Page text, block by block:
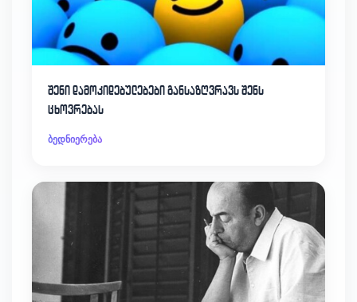
შენი დამოკიდებულებები განსაზღვრავს შენს
ცხოვრებას
ბედნიერება